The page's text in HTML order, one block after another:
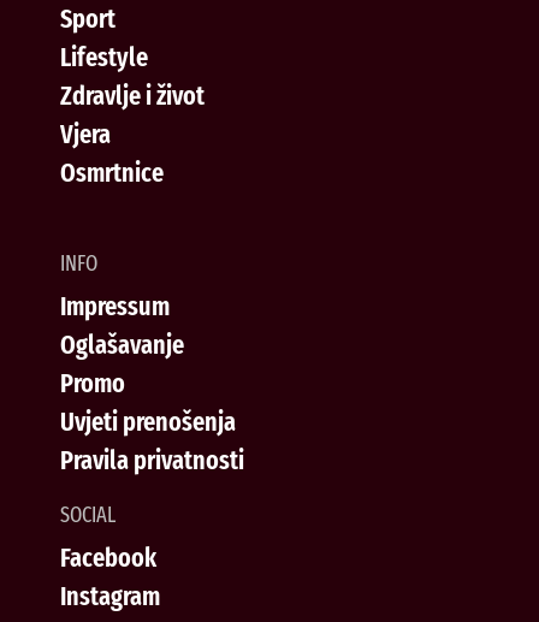
Sport
Lifestyle
Zdravlje i život
Vjera
Osmrtnice
INFO
Impressum
Oglašavanje
Promo
Uvjeti prenošenja
Pravila privatnosti
SOCIAL
Facebook
Instagram